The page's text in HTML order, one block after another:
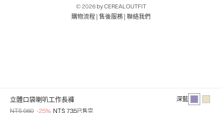
© 2026 by CEREALOUTFIT
購物流程 | 售後服務 | 聯絡我們
立體口袋喇叭工作長褲 深藍
NT$ 980 -25% NT$ 735已售完